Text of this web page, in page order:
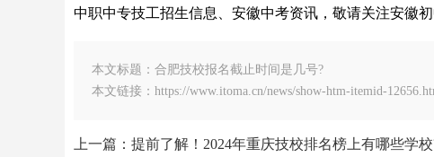
中职中专技工招生信息、安徽中考资讯，敬请关注安徽初
本文标题：合肥技校报名截止时间是几号?
本文链接：https://www.itoma.cn/news/show-htm-itemid-
上一篇：提前了解！2024年重庆技校排名榜上有哪些学